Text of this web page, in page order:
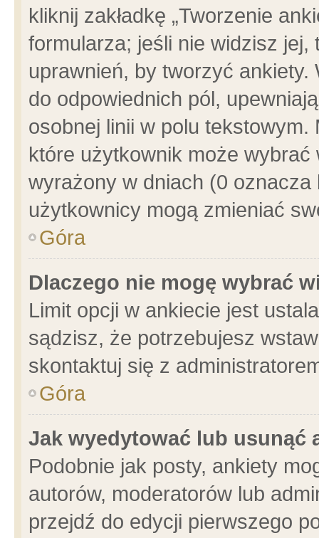
kliknij zakładkę „Tworzenie
formularza; jeśli nie widzisz
uprawnień, by tworzyć ankiety.
do odpowiednich pól,
osobnej linii w polu
które użytkownik może
wyrażony w dniach (0
użytkownicy mogą zmieniać
Góra
Dlaczego nie mogę wybrać
Limit opcji w ankiecie jest
sądzisz, że potrzebujesz
skontaktuj się z
Góra
Jak wyedytować lub usunąć
Podobnie jak posty, ankiety
autorów, moderatorów lub
przejdź do edycji pierwszego